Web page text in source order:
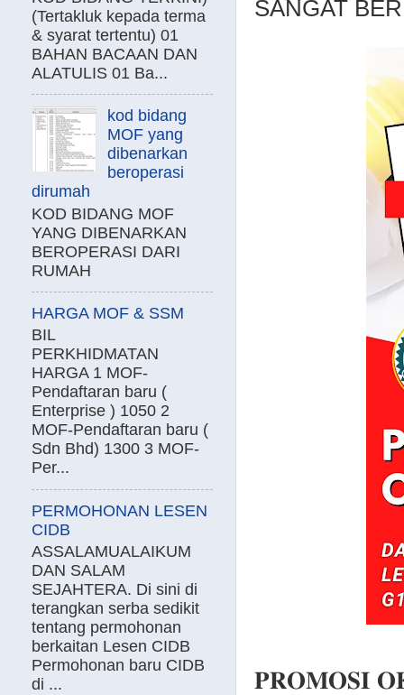
SANGAT
𝐏𝐑𝐎𝐌𝐎𝐒𝐈
(Tertakluk kepada terma
& syarat tertentu) 01
BAHAN BACAAN DAN
ALATULIS 01 Ba...
kod bidang
MOF yang
dibenarkan
beroperasi
dirumah
KOD BIDANG MOF
YANG DIBENARKAN
BEROPERASI DARI
RUMAH
HARGA MOF & SSM
BIL
PERKHIDMATAN
HARGA 1 MOF-
Pendaftaran baru (
Enterprise ) 1050 2
MOF-Pendaftaran baru (
Sdn Bhd) 1300 3 MOF-
Per...
PERMOHONAN LESEN
CIDB
ASSALAMUALAIKUM
DAN SALAM
SEJAHTERA. Di sini di
terangkan serba sedikit
tentang permohonan
berkaitan Lesen CIDB
Permohonan baru CIDB
di ...